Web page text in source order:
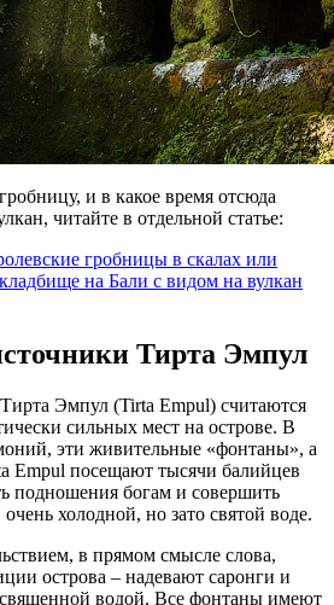
и в какое время отсюда
читайте в отдельной статье:
гробницы в скалах или
на Бали с видом на вулкан
Тирта Эмпул
Эмпул (Tirta Empul) считаются
сильных мест на острове. В
эти живительные «фонтаны», а
Empul посещают тысячи балийцев
подношения богам и совершить
холодной, но зато святой воде.
в прямом смысле слова,
острова – надевают саронги и
священной водой. Все фонтаны имеют